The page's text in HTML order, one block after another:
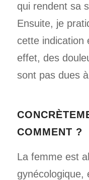
qui rendent sa
Ensuite, je
cette indication
effet, des
sont pas dues
COMMENT ?
La femme est
gynécologique,